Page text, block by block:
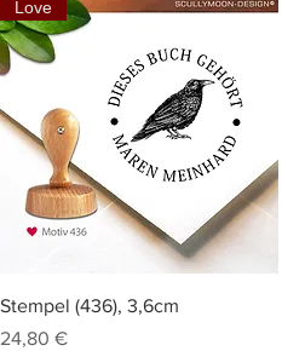
Love
Stempel (436), 3,6cm
Preis
24,80 €